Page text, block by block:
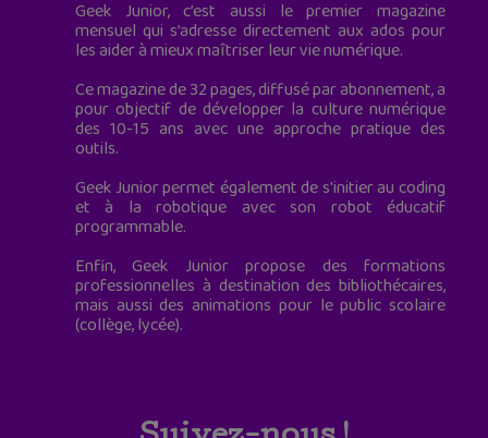
Geek Junior, c’est aussi le premier magazine
mensuel qui s’adresse directement aux ados pour
les aider à mieux maîtriser leur vie numérique.
Ce magazine de 32 pages, diffusé par abonnement, a
pour objectif de développer la culture numérique
des 10-15 ans avec une approche pratique des
outils.
Geek Junior permet également de s'initier au coding
et à la robotique avec son robot éducatif
programmable.
Enfin, Geek Junior propose des formations
professionnelles à destination des bibliothécaires,
mais aussi des animations pour le public scolaire
(collège, lycée).